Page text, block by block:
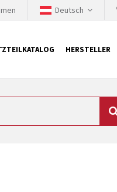
Deutsch
HERSTELLER